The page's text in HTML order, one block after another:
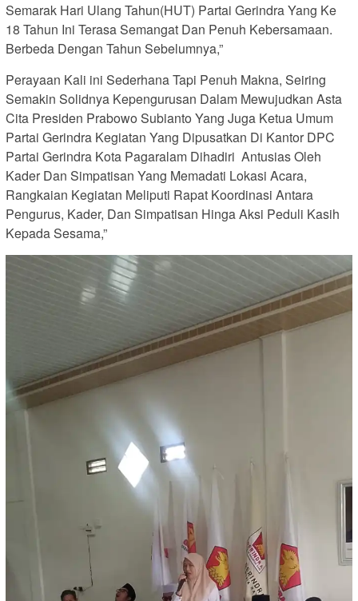
Semarak Hari Ulang Tahun(HUT) Partai Gerindra Yang Ke
18 Tahun Ini Terasa Semangat Dan Penuh Kebersamaan.
Berbeda Dengan Tahun Sebelumnya,”
Perayaan Kali ini Sederhana Tapi Penuh Makna, Seiring
Semakin Solidnya Kepengurusan Dalam Mewujudkan Asta
Cita Presiden Prabowo Subianto Yang Juga Ketua Umum
Partai Gerindra Kegiatan Yang Dipusatkan Di Kantor DPC
Partai Gerindra Kota Pagaralam Dihadiri Antusias Oleh
Kader Dan Simpatisan Yang Memadati Lokasi Acara,
Rangkaian Kegiatan Meliputi Rapat Koordinasi Antara
Pengurus, Kader, Dan Simpatisan Hinga Aksi Peduli Kasih
Kepada Sesama,”